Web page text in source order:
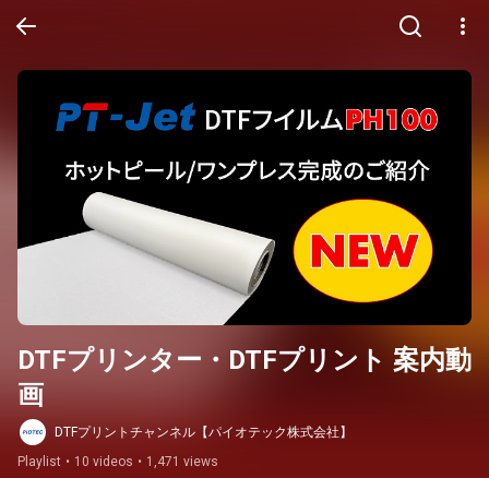
DTFプリンター・DTFプリント 案内動
画
DTFプリントチャンネル【パイオテック株式会社】
Playlist • 10 videos • 1,471 views